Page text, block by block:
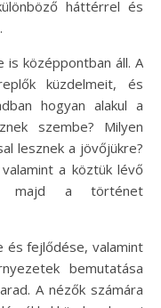
háttérrel és
középpontban áll. A
küzdelmeit, és
hogyan alakul a
szembe? Milyen
lesznek a jövőjükre?
a köztük lévő
majd a történet
és fejlődése, valamint
bemutatása
A nézők számára